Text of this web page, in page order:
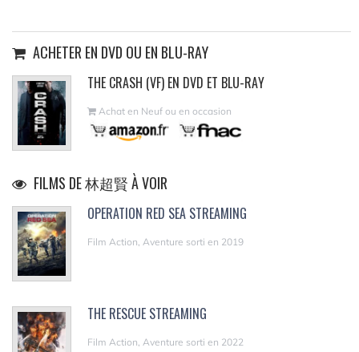
ACHETER EN DVD OU EN BLU-RAY
THE CRASH (VF) EN DVD ET BLU-RAY
Achat en Neuf ou en occasion
FILMS DE 林超賢 À VOIR
OPERATION RED SEA STREAMING
Film Action, Aventure sorti en 2019
THE RESCUE STREAMING
Film Action, Aventure sorti en 2022